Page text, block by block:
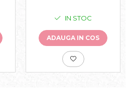
IN STOC
ADAUGA IN COS